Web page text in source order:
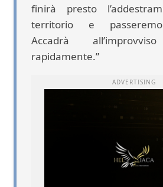
finirà presto
territorio e passeremo
Accadrà
rapidamente.”
ADVERTISING